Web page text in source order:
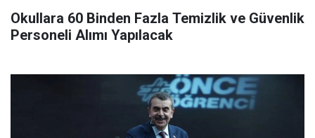
Okullara 60 Binden Fazla Temizlik ve Güvenlik
Personeli Alımı Yapılacak